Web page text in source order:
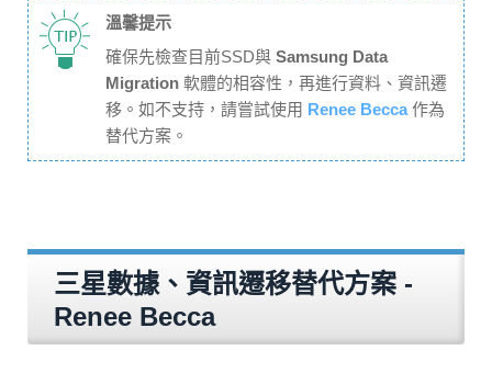
溫馨提示
確保先檢查目前SSD與 Samsung Data
Migration 軟體的相容性，再進行資料、資訊遷
移。如不支持，請嘗試使用 Renee Becca 作為
替代方案。
三星數據、資訊遷移替代方案 -
Renee Becca